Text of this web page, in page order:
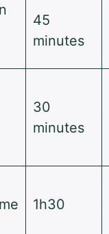
45
minutes
30
minutes
1h30